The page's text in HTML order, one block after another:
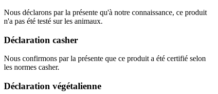
Nous déclarons par la présente qu'à notre connaissance, ce produit
n'a pas été testé sur les animaux.
Déclaration casher
Nous confirmons par la présente que ce produit a été certifié selon
les normes casher.
Déclaration végétalienne